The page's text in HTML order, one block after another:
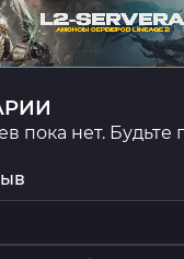
пока нет. Будьте